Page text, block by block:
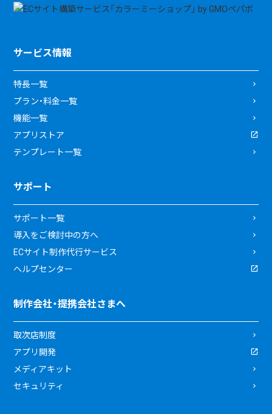
サービス情報
特長一覧
プラン・料金一覧
機能一覧
アプリストア
テンプレート一覧
サポート
サポート一覧
導入をご検討中の方へ
ECサイト制作代行サービス
ヘルプセンター
制作会社・提携会社さまへ
取次店制度
アプリ開発
メディアキット
セキュリティ